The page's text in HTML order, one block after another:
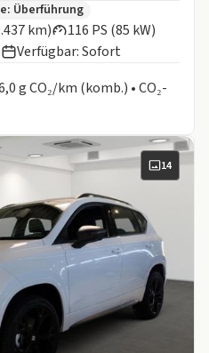
Überführung
km)
116 PS (85 kW)
Verfügbar: Sofort
g CO₂/km (komb.) • CO₂-
14